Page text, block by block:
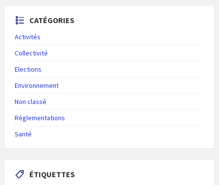
CATÉGORIES
Activités
Collectivité
Elections
Environnement
Non classé
Réglementations
Santé
ÉTIQUETTES